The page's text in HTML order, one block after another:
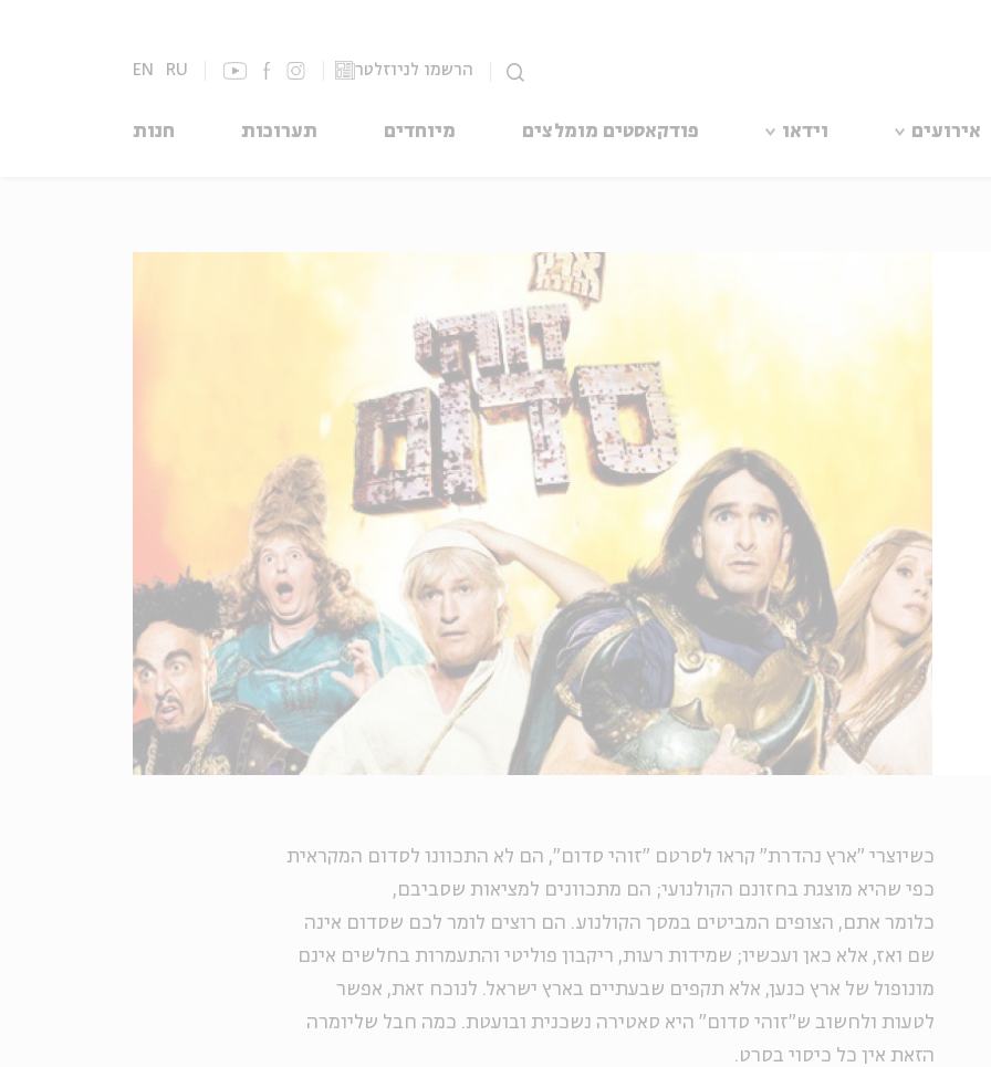
הרשמו לניוזלטר EN RU
אירועים וידאו פודקאסטים מומלצים מיוחדים תערוכות חנות
כשיוצרי "ארץ נהדרת" קראו לסרטם "זוהי סדום", הם לא התכוונו לסדום המקראית
כפי שהיא מוצגת בחזונם הקולנועי; הם מתכוונים למציאות שסביבם,
כלומר אתם, הצופים המביטים במסך הקולנוע. הם רוצים לומר לכם שסדום אינה
שם ואז, אלא כאן ועכשיו; שמידות רעות, ריקבון פוליטי והתעמרות בחלשים אינם
מונופול של ארץ כנען, אלא תקפים שבעתיים בארץ ישראל. לנוכח זאת, אפשר
לטעות ולחשוב ש"זוהי סדום" היא סאטירה נשכנית ובועטת. כמה חבל שליומרה
הזאת אין כל כיסוי בסרט.